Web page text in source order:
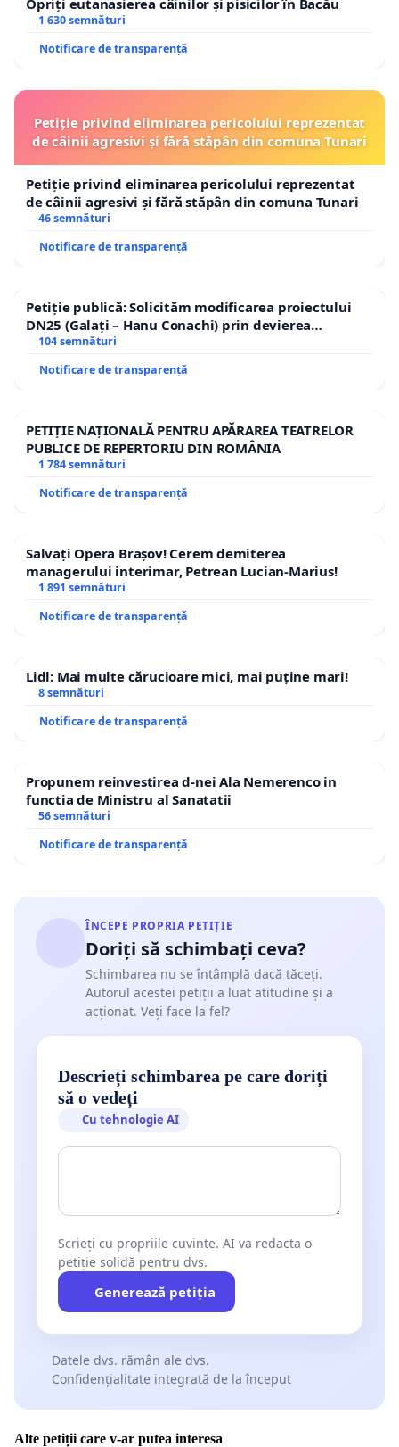
1 630 semnături
Notificare de transparență
Petiție privind eliminarea pericolului reprezentat
de câinii agresivi și fără stăpân din comuna Tunari
Petiție privind eliminarea pericolului reprezentat
de câinii agresivi și fără stăpân din comuna Tunari
46 semnături
Notificare de transparență
Petiție publică: Solicităm modificarea proiectului
DN25 (Galați – Hanu Conachi) prin devierea
traseului în afara localităților!
104 semnături
Notificare de transparență
PETIȚIE NAȚIONALĂ PENTRU APĂRAREA TEATRELOR
PUBLICE DE REPERTORIU DIN ROMÂNIA
1 784 semnături
Notificare de transparență
Salvați Opera Brașov! Cerem demiterea
managerului interimar, Petrean Lucian-Marius!
1 891 semnături
Notificare de transparență
Lidl: Mai multe cărucioare mici, mai puține mari!
8 semnături
Notificare de transparență
Propunem reinvestirea d-nei Ala Nemerenco in
functia de Ministru al Sanatatii
56 semnături
Notificare de transparență
ÎNCEPE PROPRIA PETIȚIE
Doriți să schimbați ceva?
Schimbarea nu se întâmplă dacă tăceți.
Autorul acestei petiții a luat atitudine și a
acționat. Veți face la fel?
Descrieți schimbarea pe care doriți
să o vedeți
Cu tehnologie AI
Scrieți cu propriile cuvinte. AI va redacta o
petiție solidă pentru dvs.
Generează petiția
Datele dvs. rămân ale dvs.
Confidențialitate integrată de la început
Alte petiții care v-ar putea interesa